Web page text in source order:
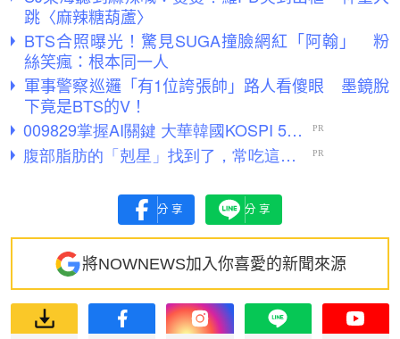
跳〈麻辣糖葫蘆〉
BTS合照曝光！驚見SUGA撞臉網紅「阿翰」 粉
絲笑瘋：根本同一人
軍事警察巡邏「有1位誇張帥」路人看傻眼 墨鏡脫
下竟是BTS的V！
分享 分享
將NOWNEWS加入你喜愛的新聞來源